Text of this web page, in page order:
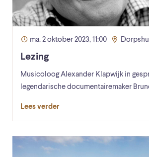
ma. 2 oktober 2023, 11:00
Lezing
Musicoloog Alexander Klapwijk in
legendarische documentairemaker
Lees verder